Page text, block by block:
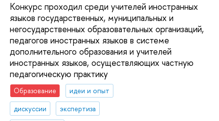
Конкурс проходил среди учителей иностранных
языков государственных, муниципальных и
негосударственных образовательных организаций,
педагогов иностранных языков в системе
дополнительного образования и учителей
иностранных языков, осуществляющих частную
педагогическую практику
Образование
идеи и опыт
дискуссии
экспертиза